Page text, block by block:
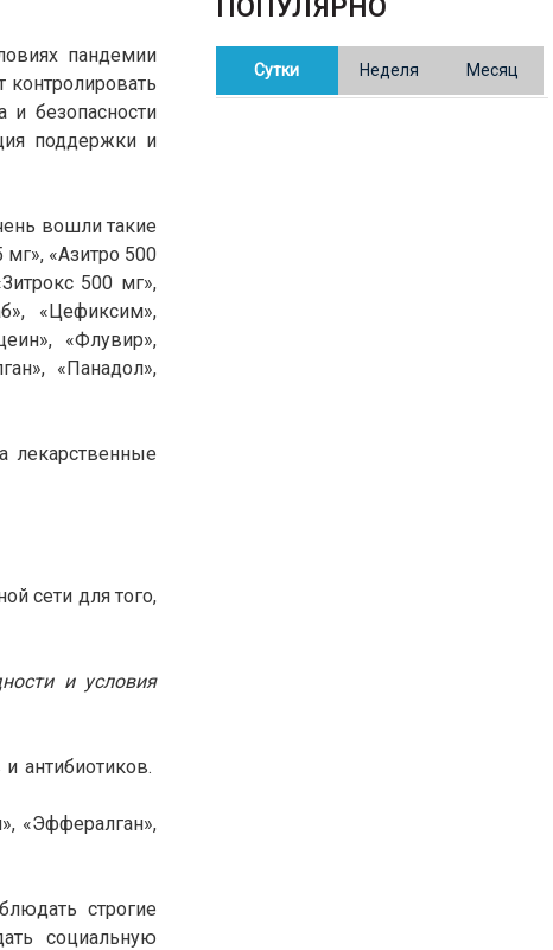
пандемии
контролировать
и безопасности
поддержки и
вошли такие
«Азитро 500
500 мг»,
«Цефиксим»,
«Флувир»,
«Панадол»,
лекарственные
сети для того,
и условия
антибиотиков.
«Эффералган»,
строгие
социальную
В Казахстане готовят новую
редакцию Конституции: меняется
ПОПУЛЯРНО
Сутки Неделя Месяц